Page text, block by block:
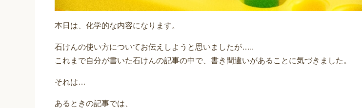
本日は、化学的な内容になります。
石けんの使い方についてお伝えしようと思いましたが…..
これまで自分が書いた石けんの記事の中で、書き間違いがあることに気づきました。
それは…
あるときの記事では、